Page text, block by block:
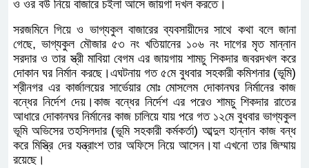
ও ওর বউ নিয়ে বাজারে চইলা আসে জায়গা দখল করতে।
সরজমিনে গিয়ে ও ভাগ্যকুল বাজারের ব্যবসায়ীদের সাথে কথা বলে জানা
গেছে, ভাগ্যকুল মৌজার ৫৩ নং খতিয়ানের ১০৬ নং দাগের মৃত মান্নান
সরদার ও তার স্ত্রী মাবিয়া বেগম এর জায়গায় শামচু শিকদার জবরদখল করে
দোকান ঘর নির্মান করছে।এঘটনায় গত ৫মে বুধবার সহকারী কমিশনার (ভূমি)
শ্রীনগর এর কার্জালয়ের সার্ভেয়ার মোঃ মোসলেম দোকানঘর নির্মানের কাজ
বন্ধের নির্দেশ দেয়।কাজ বন্ধের নির্দেশ এর পরেও শামচু শিকদার রাতের
আধারে দোকানঘর নির্মানের কাজ চালিয়ে যায় পরে গত ১২মে বুধবার ভাগ্যকুল
ভূমি অভিসের তহসিলদার (ভূমি সহকারী কর্মকর্তা) আব্দুল হান্নান কাজ বন্ধ
করে মিস্ত্রি দের যন্ত্রাংশ তার অফিসে নিয়ে আসেন।যা এখনো তার জিম্মায়
রয়েছে।